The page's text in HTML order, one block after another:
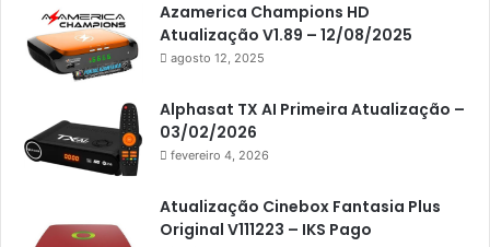
Americabox S305 Plus
Artcom
Athomics
Athomics Eon
Athomics i3
Azamerica Champions HD
Atualização V1.89 – 12/08/2025
agosto 12, 2025
Alphasat TX AI Primeira Atualização –
03/02/2026
fevereiro 4, 2026
Atualização Cinebox Fantasia Plus
Original V111223 – IKS Pago